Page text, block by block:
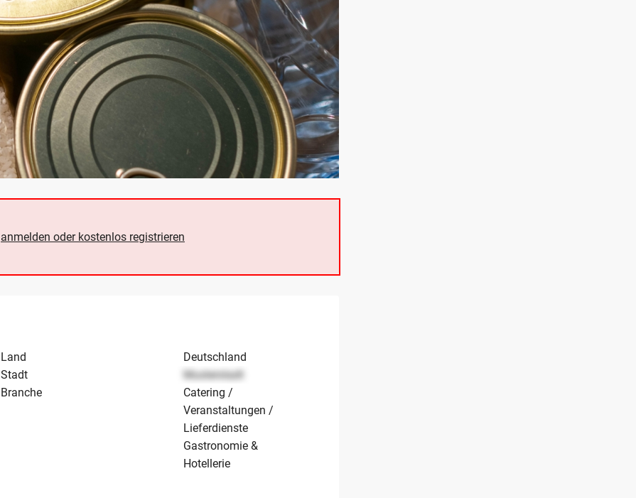
anmelden oder kostenlos registrieren
Land
Deutschland
Stadt
Musterstadt
Branche
Catering /
Veranstaltungen /
Lieferdienste
Gastronomie &
Hotellerie